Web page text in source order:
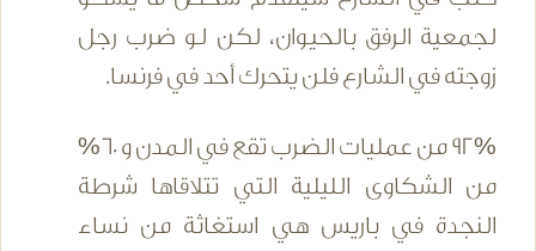
لجمعية الرفق بالحيوان، لكن لو ضرب رجل
زوجته في الشارع فلن يتحرك أحد في فرنسا.
92% من عمليات الضرب تقع في المدن و 60%
من الشكاوى الليلية التي تتلاقاها شرطة
النجدة في باريس هي استغاثة من نساء